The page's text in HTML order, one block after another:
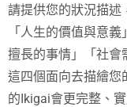
請提供您的狀況描述
「人生的價值與意
擅長的事情」「社會
這四個面向去描繪您
的Ikigai會更完整、